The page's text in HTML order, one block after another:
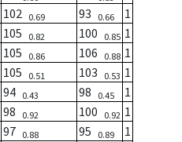
102 0.69 93 0.66
1
105 0.82 100 0.85 1
105 0.86 106 0.88 1
105 0.51 103 0.53 1
94 0.43 98 0.45
1
98 0.92 100 0.92 1
97 0.88 95 0.89
1